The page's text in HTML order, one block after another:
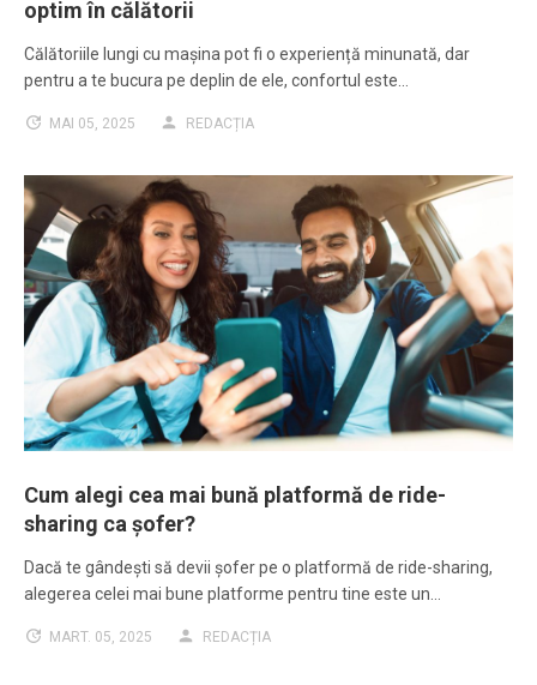
optim în călătorii
Călătoriile lungi cu mașina pot fi o experiență minunată, dar
pentru a te bucura pe deplin de ele, confortul este…
MAI 05, 2025 REDACȚIA
Cum alegi cea mai bună platformă de ride-
sharing ca șofer?
Dacă te gândești să devii șofer pe o platformă de ride-sharing,
alegerea celei mai bune platforme pentru tine este un…
MART. 05, 2025 REDACȚIA